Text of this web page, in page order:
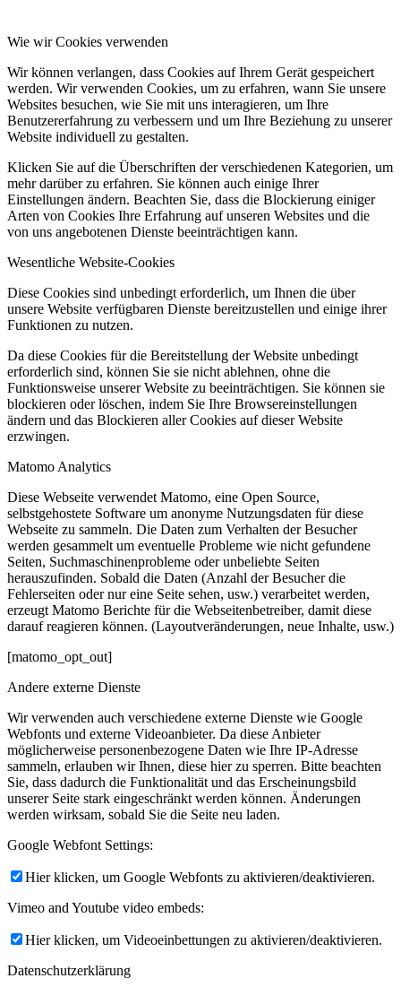
Wie wir Cookies verwenden
Wir können verlangen, dass Cookies auf Ihrem Gerät gespeichert
werden. Wir verwenden Cookies, um zu erfahren, wann Sie unsere
Websites besuchen, wie Sie mit uns interagieren, um Ihre
Benutzererfahrung zu verbessern und um Ihre Beziehung zu unserer
Website individuell zu gestalten.
Klicken Sie auf die Überschriften der verschiedenen Kategorien, um
mehr darüber zu erfahren. Sie können auch einige Ihrer
Einstellungen ändern. Beachten Sie, dass die Blockierung einiger
Arten von Cookies Ihre Erfahrung auf unseren Websites und die
von uns angebotenen Dienste beeinträchtigen kann.
Wesentliche Website-Cookies
Diese Cookies sind unbedingt erforderlich, um Ihnen die über
unsere Website verfügbaren Dienste bereitzustellen und einige ihrer
Funktionen zu nutzen.
Da diese Cookies für die Bereitstellung der Website unbedingt
erforderlich sind, können Sie sie nicht ablehnen, ohne die
Funktionsweise unserer Website zu beeinträchtigen. Sie können sie
blockieren oder löschen, indem Sie Ihre Browsereinstellungen
ändern und das Blockieren aller Cookies auf dieser Website
erzwingen.
Matomo Analytics
Diese Webseite verwendet Matomo, eine Open Source,
selbstgehostete Software um anonyme Nutzungsdaten für diese
Webseite zu sammeln. Die Daten zum Verhalten der Besucher
werden gesammelt um eventuelle Probleme wie nicht gefundene
Seiten, Suchmaschinenprobleme oder unbeliebte Seiten
herauszufinden. Sobald die Daten (Anzahl der Besucher die
Fehlerseiten oder nur eine Seite sehen, usw.) verarbeitet werden,
erzeugt Matomo Berichte für die Webseitenbetreiber, damit diese
darauf reagieren können. (Layoutveränderungen, neue Inhalte, usw.)
[matomo_opt_out]
Andere externe Dienste
Wir verwenden auch verschiedene externe Dienste wie Google
Webfonts und externe Videoanbieter. Da diese Anbieter
möglicherweise personenbezogene Daten wie Ihre IP-Adresse
sammeln, erlauben wir Ihnen, diese hier zu sperren. Bitte beachten
Sie, dass dadurch die Funktionalität und das Erscheinungsbild
unserer Seite stark eingeschränkt werden können. Änderungen
werden wirksam, sobald Sie die Seite neu laden.
Google Webfont Settings:
Hier klicken, um Google Webfonts zu aktivieren/deaktivieren.
Vimeo and Youtube video embeds:
Hier klicken, um Videoeinbettungen zu aktivieren/deaktivieren.
Datenschutzerklärung